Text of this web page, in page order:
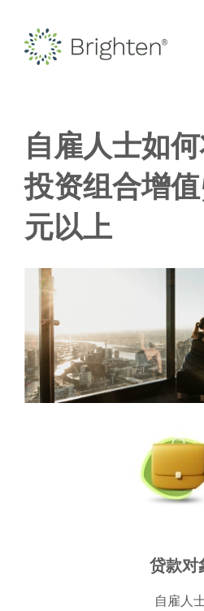
自雇人士如
投资组合增
元以上
贷款对
自雇人